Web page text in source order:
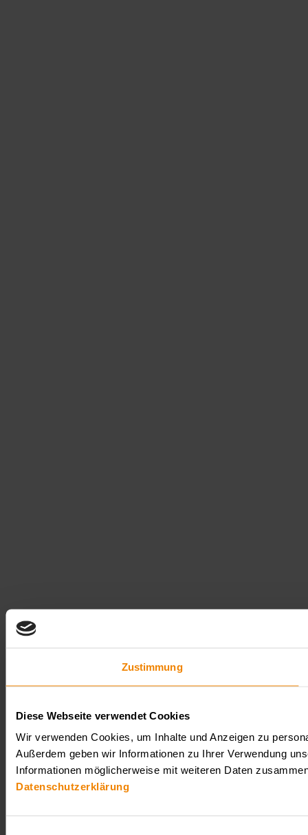
Zustimmung
Diese Webseite verwendet Cookies
Wir verwenden Cookies, um Inhalte und Anzeigen zu
Außerdem geben wir Informationen zu Ihrer Verwendung
Informationen möglicherweise mit weiteren Daten
Datenschutzerklärung